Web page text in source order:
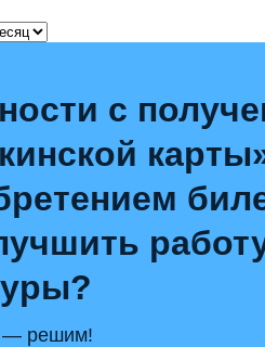
с
— решим!